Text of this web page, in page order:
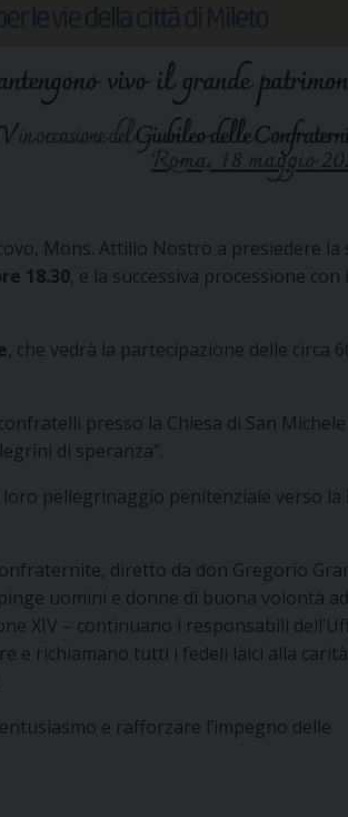
Mons. Attilio Nostro a presiedere la
18.30, e la successiva processione con
, che vedrà la partecipazione delle circa
presso la Chiesa di San Michele
di speranza”.
pellegrinaggio penitenziale verso la
diretto da don Gregorio
uomini e donne di buona volontà ad
XIV – continuano i responsabili
e richiamano tutti i fedeli laici alla
e rafforzare l’impegno delle